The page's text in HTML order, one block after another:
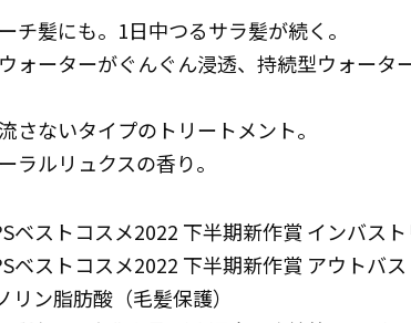
チ髪にも。1日中つるサラ髪が続く。
ォーターがぐんぐん浸透、持続型ウォー
さないタイプのトリートメント。
ラルリュクスの香り。
ベストコスメ2022 下半期新作賞 インバス
ベストコスメ2022 下半期新作賞 アウトバ
ン脂肪酸（毛髪保護）